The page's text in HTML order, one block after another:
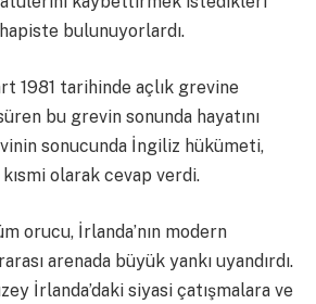
bulunuyorlardı.
1981 tarihinde açlık grevine
bu grevin sonunda hayatını
sonucunda İngiliz hükümeti,
kısmi olarak cevap verdi.
orucu, İrlanda’nın modern
arenada büyük yankı uyandırdı.
İrlanda’daki siyasi çatışmalara ve